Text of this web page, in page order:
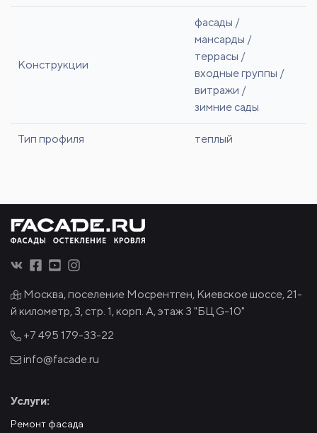
Конструкции
фасады /
мансарды /
террасы /
входные группы /
витражи /
зимние сады
Тип профиля теплый
Москва, поселение Мосрентген, Киевское шоссе, 21-
й километр, 3, стр. 1, корп. А, этаж 3 "БЦ G-10"
+7 495 179-33-22
info@facade.ru
Услуги:
Ремонт фасада